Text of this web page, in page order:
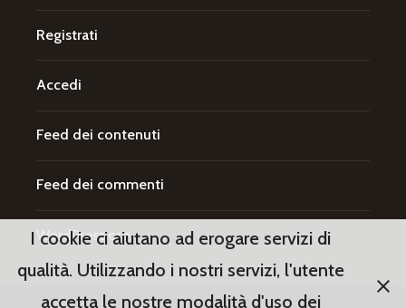
Registrati
Accedi
Feed dei contenuti
Feed dei commenti
WordPress.org
I cookie ci aiutano ad erogare servizi di
qualità. Utilizzando i nostri servizi, l'utente
accetta le nostre modalità d'uso dei